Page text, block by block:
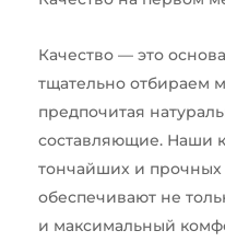
Качество — это
тщательно отбираем
предпочитая
составляющие. Наши
тончайших и прочных
обеспечивают не
и максимальный